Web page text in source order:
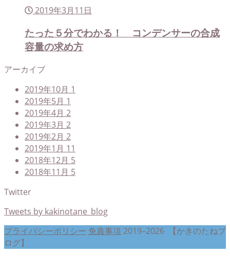
2019年3月11日
たった５分でわかる！ コンデンサーの合成
容量の求め方
アーカイブ
2019年10月 1
2019年5月 1
2019年4月 2
2019年3月 2
2019年2月 2
2019年1月 11
2018年12月 5
2018年11月 5
Twitter
Tweets by kakinotane_blog
プライバシーポリシー 免責事項 2019–2026 【かきのたねブ
ログ】